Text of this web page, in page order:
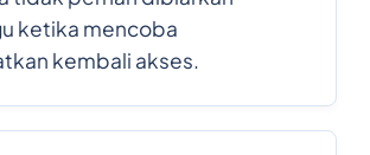
ketika mencoba
kembali akses.